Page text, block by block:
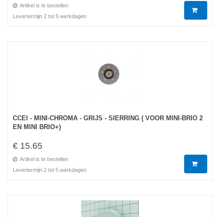
Artikel is te bestellen
Levertermijn 2 tot 5 werkdagen
CCEI - MINI-CHROMA - GRIJS - SIERRING ( VOOR MINI-BRIO 2
EN MINI BRIO+)
€ 15.65
Artikel is te bestellen
Levertermijn 2 tot 5 werkdagen